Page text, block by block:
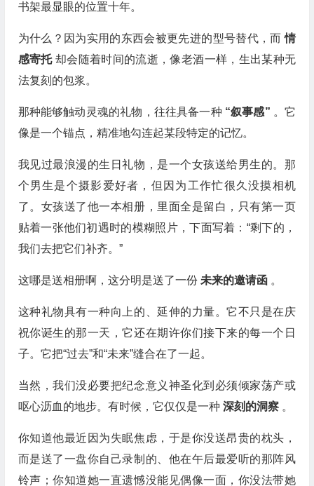
书架最显眼的位置十年。
为什么？因为实用的东西会被更先进的型号替代，而情
感寄托 却会随着时间的流逝，像老酒一样，生出某种无
法复刻的包浆。
那种能够触动灵魂的礼物，往往具备一种 “叙事感” 。它
像是一个锚点，精准地勾连起某段特定的记忆。
我见过最浪漫的生日礼物，是一个女孩送给男生的。那
个男生是个摄影爱好者，但因为工作忙很久没摸相机
了。女孩送了他一本相册，里面全是留白，只有第一页
贴着一张他们初遇时的模糊照片，下面写着：“剩下的，
我们去把它们补齐。”
这哪是送相册啊，这分明是送了一份 未来的邀请函 。
这种礼物具有一种向上的、延伸的力量。它不只是在庆
祝你诞生的那一天，它还在期许你们接下来的每一个日
子。它把“过去”和“未来”缝合在了一起。
当然，我们没必要把纪念意义神圣化到必须倾家荡产或
呕心沥血的地步。有时候，它仅仅是一种 深刻的洞察 。
你知道他最近因为失眠焦虑，于是你没送昂贵的枕头，
而是送了一盘你自己录制的、他在午后最爱听的那阵风
铃声；你知道她一直遗憾没能见偶像一面，你没法带她